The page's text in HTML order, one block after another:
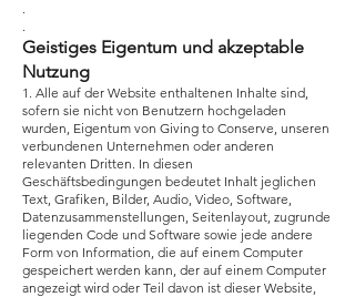
Geistiges Eigentum und akzeptable
Nutzung
1. Alle auf der Website enthaltenen Inhalte sind,
sofern sie nicht von Benutzern hochgeladen
wurden, Eigentum von Giving to Conserve, unseren
verbundenen Unternehmen oder anderen
relevanten Dritten. In diesen
Geschäftsbedingungen bedeutet Inhalt jeglichen
Text, Grafiken, Bilder, Audio, Video, Software,
Datenzusammenstellungen, Seitenlayout, zugrunde
liegenden Code und Software sowie jede andere
Form von Information, die auf einem Computer
gespeichert werden kann, der auf einem Computer
angezeigt wird oder Teil davon ist dieser Website,